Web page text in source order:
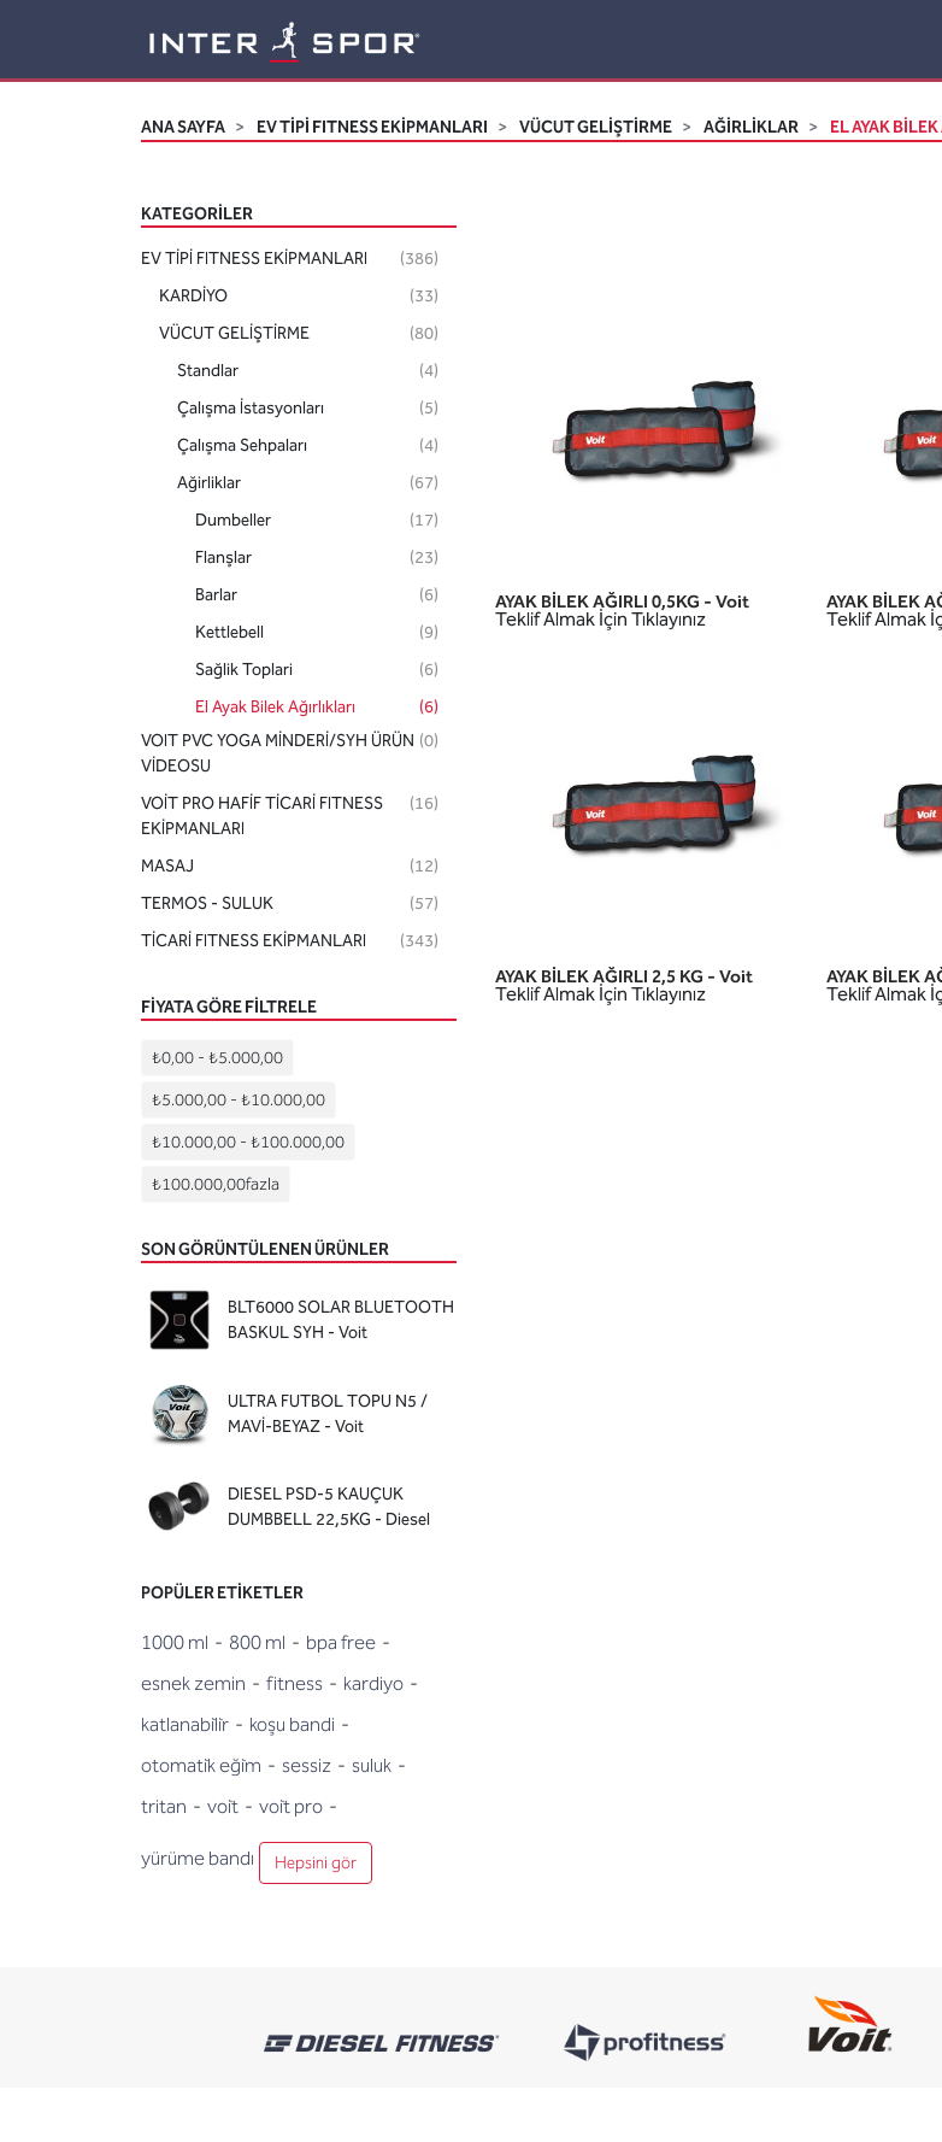
ANA SAYFA EV TİPİ FITNESS EKİPMANLARI VÜCUT GELİŞTİRME AĞIRLIKLAR EL AYAK
KATEGORILER
EV TİPİ FITNESS EKİPMANLARI
(386)
KARDİYO
(33)
VÜCUT GELİŞTİRME
(80)
Standlar
(4)
Çalışma İstasyonları
(5)
Çalışma Sehpaları
(4)
Ağirliklar
(67)
Dumbeller
(17)
Flanşlar
(23)
Barlar
(6)
Kettlebell
(9)
Sağlik Toplari
(6)
El Ayak Bilek Ağırlıkları
(6)
YOGA-PİLATES
(67)
AKSESUARLAR
HOBİ-SAĞLIK ÜRÜNLERİ
(29)
VOIT PVC YOGA MİNDERİ/SYH ÜRÜN
VİDEOSU
(0)
VOİT PRO HAFİF TİCARİ FITNESS
EKİPMANLARI
(16)
MASAJ
(12)
TERMOS - SULUK
(57)
TİCARİ FITNESS EKİPMANLARI
(343)
FIYATA GÖRE FILTRELE
₺0,00 - ₺5.000,00
₺5.000,00 - ₺10.000,00
₺10.000,00 - ₺100.000,00
₺100.000,00fazla
SON GÖRÜNTÜLENEN ÜRÜNLER
BLT6000 SOLAR BLUETOOTH
BASKUL SYH - Voit
ULTRA FUTBOL TOPU N5 /
MAVİ-BEYAZ - Voit
DIESEL PSD-5 KAUÇUK
DUMBBELL 22,5KG - Diesel
POPÜLER ETIKETLER
1000 ml - 800 ml - bpa free -
esnek zemin - fitness - kardiyo -
katlanabi̇li̇r - koşu bandi -
otomati̇k eği̇m - sessiz - suluk -
tritan - voi̇t - voi̇t pro -
yürüme bandı Hepsini gör
HIZLI GÖRÜNÜM
AYAK BİLEK AĞIRLI 0,5KG - Voit
Teklif Almak İçin Tıklayınız
AYAK BİLEK
Teklif Almak
HIZLI GÖRÜNÜM
AYAK BİLEK AĞIRLI 2,5 KG - Voit
Teklif Almak İçin Tıklayınız
AYAK BİLEK
Teklif Almak